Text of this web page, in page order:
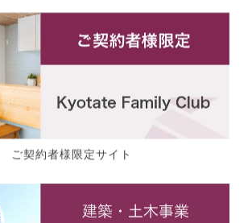
ご契約者様限定サイト